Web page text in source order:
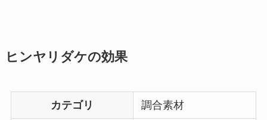
ヒンヤリダケの効果
カテゴリ 調合素材